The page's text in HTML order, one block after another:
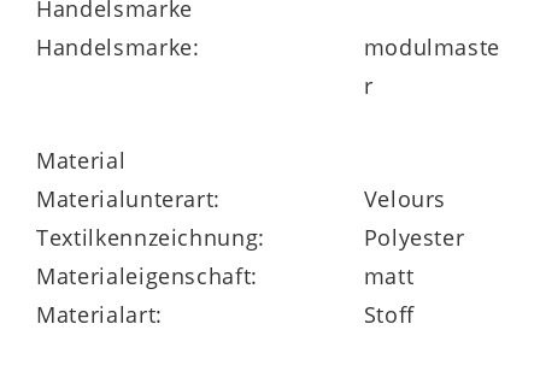
erhältlich.
Handelsmarke
Handelsmarke:
modulmaste
r
Material
Materialunterart:
Velours
Textilkennzeichnung:
Polyester
Materialeigenschaft:
matt
Materialart:
Stoff